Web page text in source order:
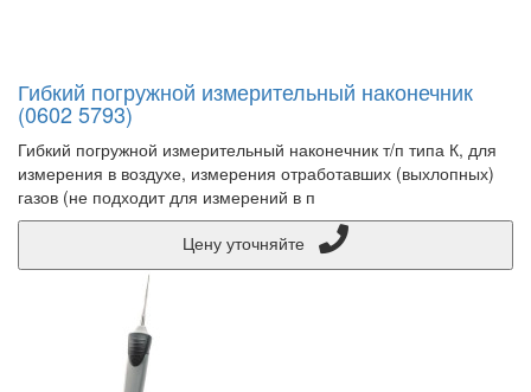
Гибкий погружной измерительный наконечник
(0602 5793)
Гибкий погружной измерительный наконечник т/п типа К, для
измерения в воздухе, измерения отработавших (выхлопных)
газов (не подходит для измерений в п